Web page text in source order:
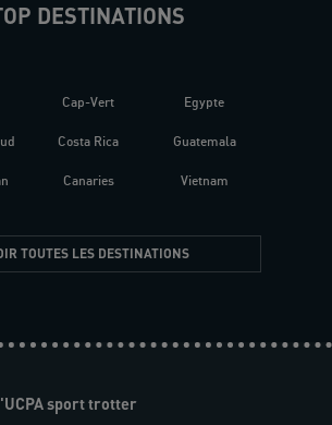
DESTINATIONS
Cap-Vert
Costa Rica
Canaries
Egypte
Guatemala
Vietnam
TOUTES LES DESTINATIONS
sport trotter